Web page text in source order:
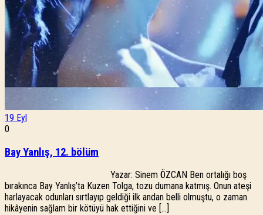
19 Eyl
0
Bay Yanlış, 12. bölüm
Yazar: Sinem ÖZCAN Ben ortalığı boş
bırakınca Bay Yanlış’ta Kuzen Tolga, tozu dumana katmış. Onun ateşi
harlayacak odunları sırtlayıp geldiği ilk andan belli olmuştu, o zaman
hikâyenin sağlam bir kötüyü hak ettiğini ve […]